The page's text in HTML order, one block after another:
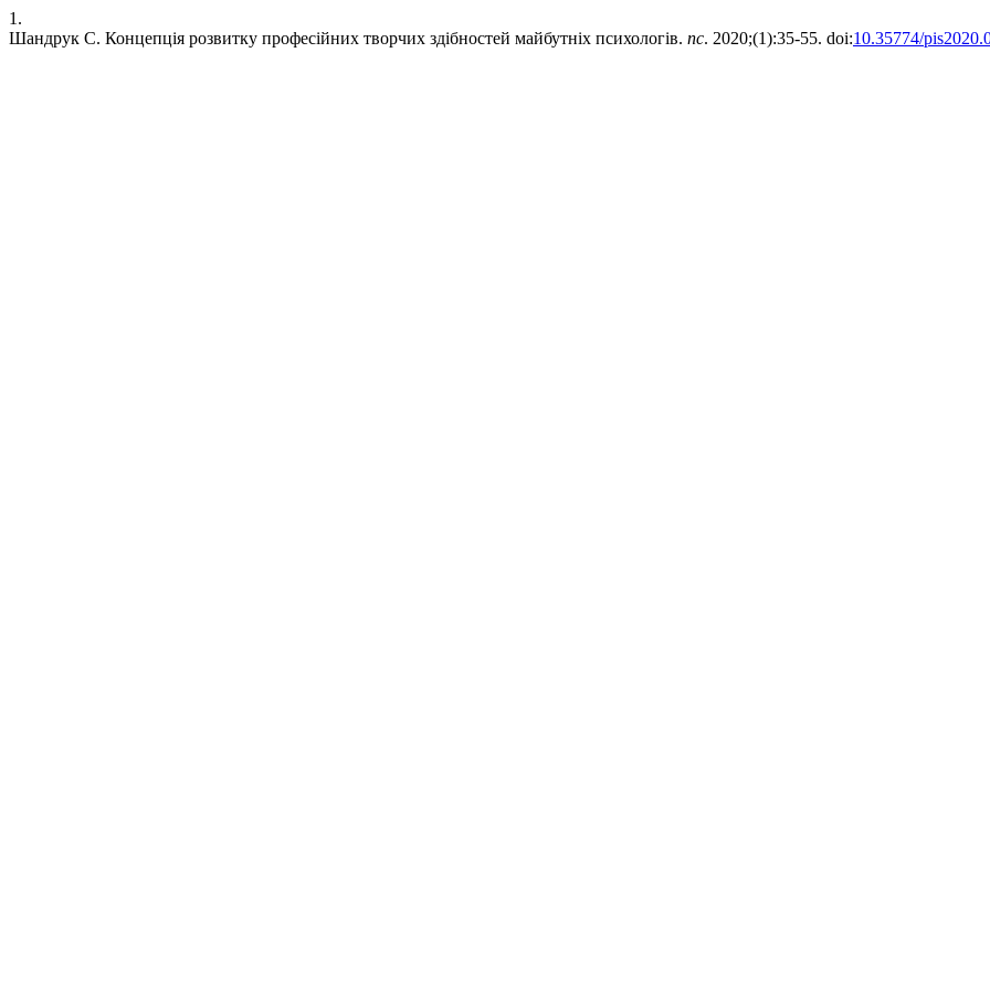
1.
Шандрук С. Концепція розвитку професійних творчих здібностей майбутніх психологів. пс. 2020;(1):35-55. doi:10.35774/